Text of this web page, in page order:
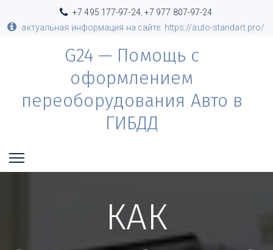
+7 495 177-97-24, +7 977 807-97-24
актуальная информация на сайте: https://auto-standart.pro/
G24 — Помощь с
оформлением
переоборудования Авто в
ГИБДД
КАК